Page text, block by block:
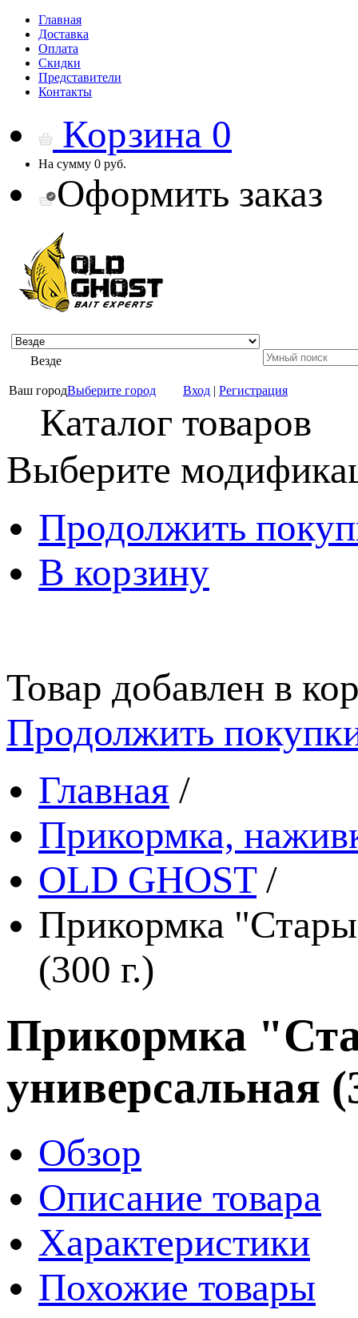
Главная
Доставка
Оплата
Скидки
Представители
Контакты
Корзина 0
На сумму 0 руб.
Оформить заказ
Везде
Ваш городВыберите город Вход | Регистрация
Каталог товаров
Выберите
Продолжить
В корзину
Товар добавлен в
Продолжить
Главная /
Прикормка,
OLD GHOST/
Прикормка
(300 г.)
Прикормка
универсальная
Обзор
Описание товара
Характеристики
Похожие товары